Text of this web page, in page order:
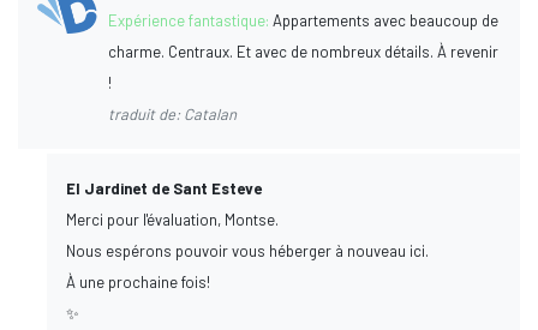
Expérience fantastique:Appartements avec beaucoup de
charme. Centraux. Et avec de nombreux détails. À revenir
!
traduit de: Catalan
El Jardinet de Sant Esteve
Merci pour l'évaluation, Montse.
Nous espérons pouvoir vous héberger à nouveau ici.
À une prochaine fois!
✨